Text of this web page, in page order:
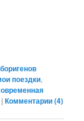
поездки,
|Комментарии (4)